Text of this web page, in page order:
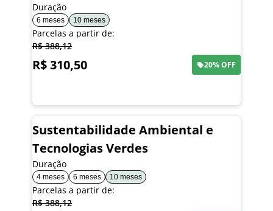
Duração
6 meses 10 meses
Parcelas a partir de:
R$ 388,12
R$ 310,50 20% OFF
Sustentabilidade Ambiental e
Tecnologias Verdes
Duração
4 meses 6 meses 10 meses
Parcelas a partir de:
R$ 388,12